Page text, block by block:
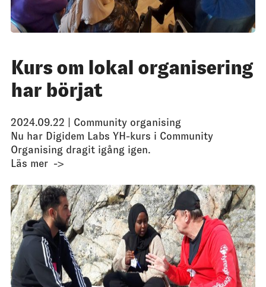
Kurs om lokal organisering
har börjat
2024.09.22 | Community organising
Nu har Digidem Labs YH-kurs i Community
Organising dragit igång igen.
Läs mer